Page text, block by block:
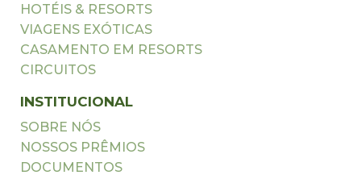
HOTÉIS & RESORTS
VIAGENS EXÓTICAS
CASAMENTO EM RESORTS
CIRCUITOS
INSTITUCIONAL
SOBRE NÓS
NOSSOS PRÊMIOS
DOCUMENTOS